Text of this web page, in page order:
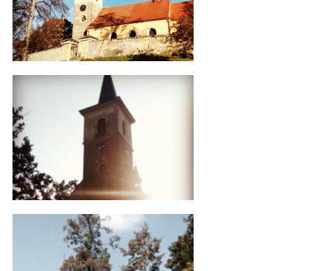
IMG_20170302_121409
IMG_20161101_143001
IMG_20160530_081437